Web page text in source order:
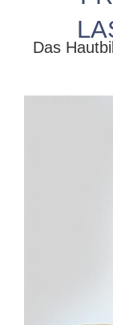
Das